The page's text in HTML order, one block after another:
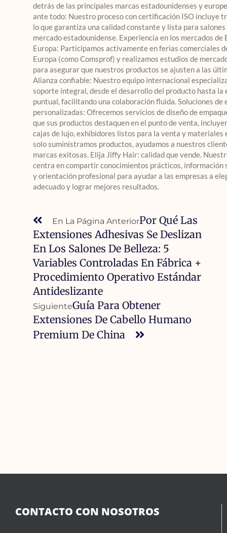
detrás de las principales marcas estadounidenses y
ante todo: Nuestro proceso con certificación ISO incluye
lo que garantiza una calidad constante y lista para salones
mercado estadounidense. Experiencia en los mercados de
Europa: Participamos activamente en ferias comerciales
Europa (como Comsprof) y realizamos estudios de
para asegurar que nuestros productos se ajusten a las
Alianza confiable: Nuestro equipo internacional
soporte integral, desde el desarrollo del producto hasta la
puntual, facilitando una colaboración fluida. Soluciones de
personalizadas: Ofrecemos servicios de diseño de
que sus productos destaquen en el punto de venta,
cajas de lujo, exhibidores listos para la venta y materiales
solo suministramos productos, ayudamos a nuestros
marcas exitosas. Elija Jiffy Hair: calidad que vende.
centra en compartir conocimientos prácticos, información
y orientación profesional para ayudar a las empresas a
adecuado y lograr mejores resultados.
En La Página AnteriorPor Qué Las
Extensiones Adhesivas Se Deslizan
En Los Salones De Belleza: 5
Variables Controladas En Fábrica +
Procedimiento Operativo Estándar
Antideslizante
SiguienteGuía Para Obtener
Extensiones De Cabello Humano
Premium De China
CONTACTO CON NOSOTROS